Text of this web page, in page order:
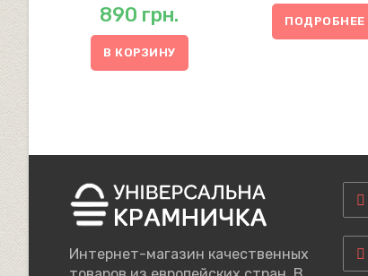
890 грн.
В КОРЗИНУ
ПОДРОБНЕЕ
Интернет-магазин качественных